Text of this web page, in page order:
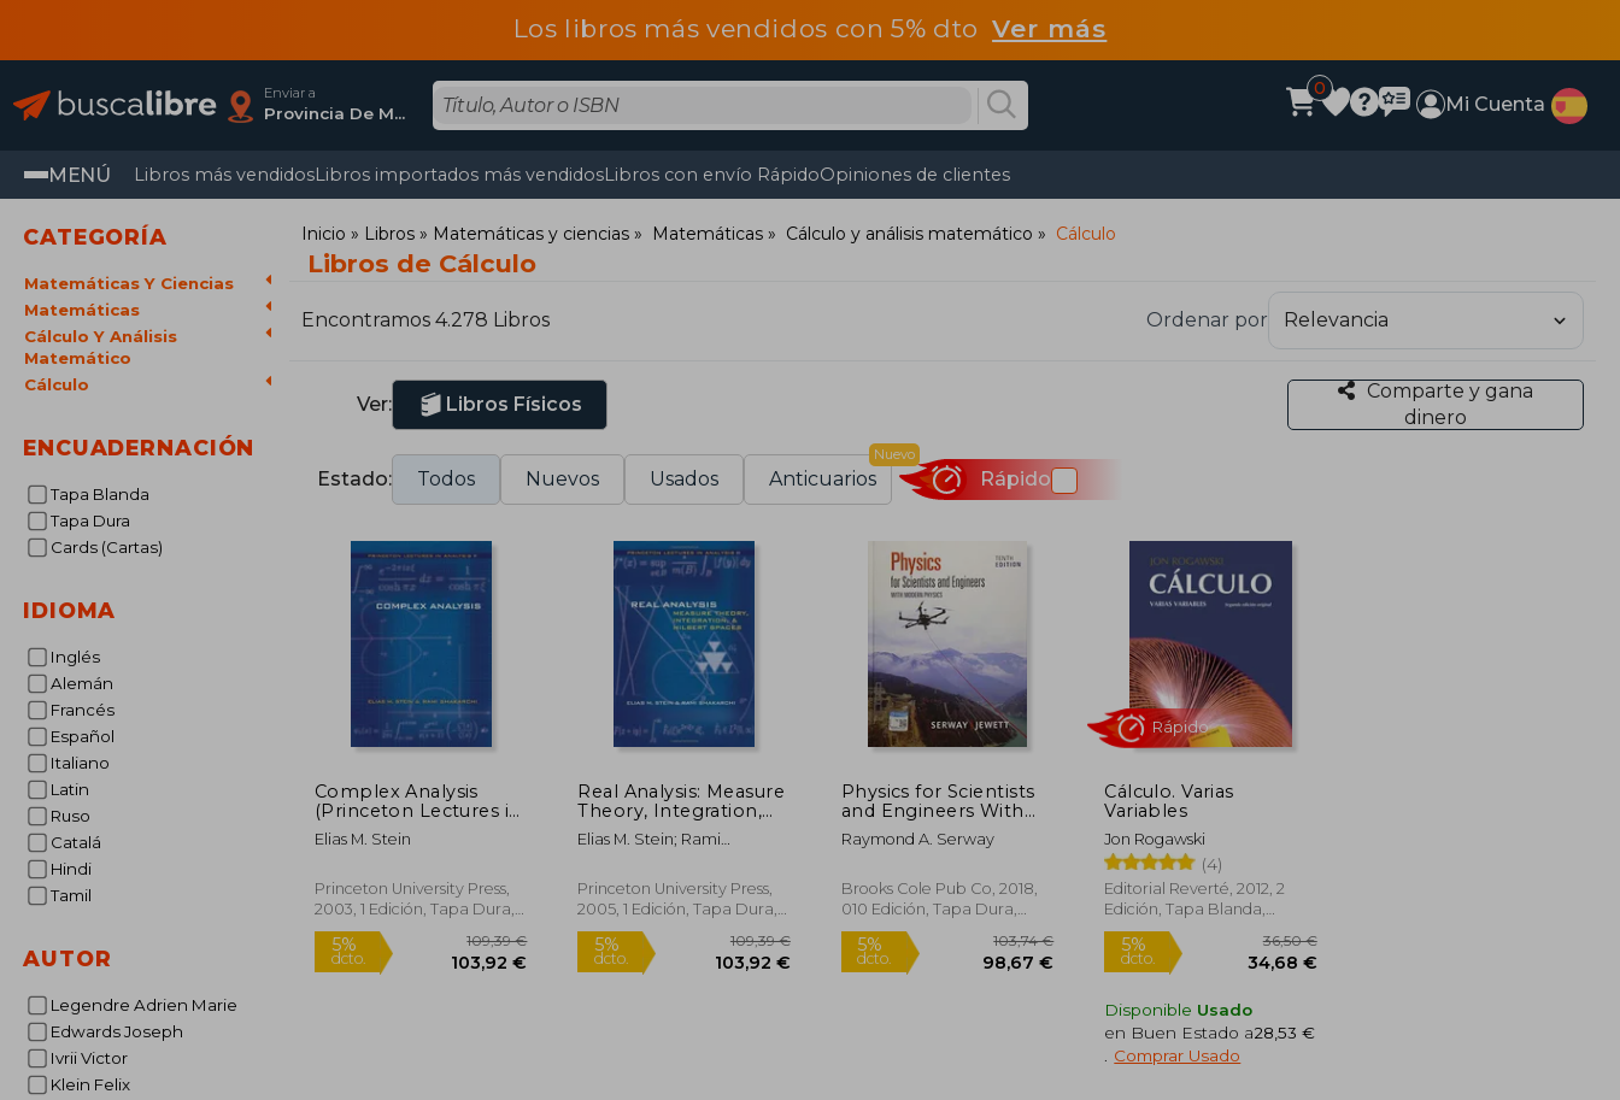
Los libros más vendidos con 5% dtoVer más
Enviar a
Provincia De Madrid
0
Mi Cuenta
MENÚ Libros más vendidosLibros importados más vendidosLibros con envío RápidoOpiniones de clientes
CATEGORÍA
Matemáticas Y Ciencias
Matemáticas
Cálculo Y Análisis
Matemático
Cálculo
ENCUADERNACIÓN
Tapa Blanda
Tapa Dura
Cards (Cartas)
IDIOMA
Inglés
Alemán
Francés
Español
Italiano
Latin
Ruso
Catalá
Hindi
Tamil
AUTOR
Legendre Adrien Marie
Edwards Joseph
Ivrii Victor
Klein Felix
Inicio Libros Matemáticas y ciencias Matemáticas Cálculo y análisis matemático Cálculo
Libros de Cálculo
Encontramos 4.278 Libros Ordenar por
Ver: Libros Físicos
Comparte y gana
dinero
Estado: Todos Nuevos Usados Anticuarios
Nuevo
Rápido
Complex Analysis
(Princeton Lectures in
Analysis) (en Inglés)
Elias M. Stein
Princeton University Press,
2003, 1 Edición, Tapa Dura,
Nuevo
Real Analysis: Measure
Theory, Integration,
and Hilbert Spaces
(Princeton Lectures in
Elias M. Stein; Rami
Princeton University Press,
2005, 1 Edición, Tapa Dura,
Nuevo
Physics for Scientists
and Engineers With
Modern Physics (en
Inglés)
Raymond A. Serway
Brooks Cole Pub Co, 2018,
010 Edición, Tapa Dura,
Nuevo
103,74 €
98,67 €
Cálculo. Varias
Variables
Jon Rogawski
(4)
Editorial Reverté, 2012, 2
Edición, Tapa Blanda,
Nuevo
Disponible Usado
en Buen Estado a28,53 €
Comprar Usado